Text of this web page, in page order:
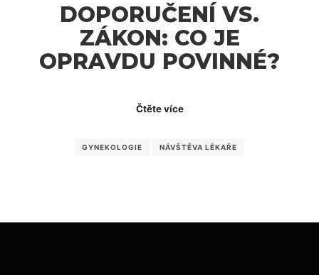
DOPORUČENÍ VS.
ZÁKON: CO JE
OPRAVDU POVINNÉ?
Čtěte více
GYNEKOLOGIE NÁVŠTĚVA LÉKAŘE